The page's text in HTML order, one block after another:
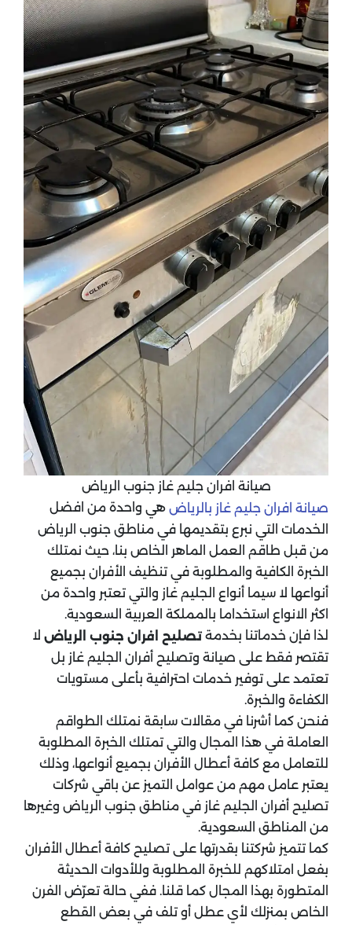
صيانة افران جليم غاز جنوب الرياض
صيانة افران جليم غاز بالرياض هي واحدة من افضل
الخدمات التي نبرع بتقديمها في مناطق جنوب الرياض
من قبل طاقم العمل الماهر الخاص بنا، حيث نمتلك
الخبرة الكافية والمطلوبة في تنظيف الأفران بجميع
أنواعها لا سيما أنواع الجليم غاز والتي تعتبر واحدة من
اكثر الانواع استخداما بالمملكة العربية السعودية.
لذا فإن خدماتنا بخدمة تصليح افران جنوب الرياض لا
تقتصر فقط على صيانة وتصليح أفران الجليم غاز بل
تعتمد على توفير خدمات احترافية بأعلى مستويات
الكفاءة والخبرة.
فنحن كما أشرنا في مقالات سابقة نمتلك الطواقم
العاملة في هذا المجال والتي تمتلك الخبرة المطلوبة
للتعامل مع كافة أعطال الأفران بجميع أنواعها، وذلك
يعتبر عامل مهم من عوامل التميز عن باقي شركات
تصليح أفران الجليم غاز في مناطق جنوب الرياض وغيرها
من المناطق السعودية.
كما تتميز شركتنا بقدرتها على تصليح كافة أعطال الأفران
بفعل امتلاكهم للخبرة المطلوبة وللأدوات الحديثة
المتطورة بهذا المجال كما قلنا. ففي حالة تعرّض الفرن
الخاص بمنزلك لأي عطل أو تلف في بعض القطع